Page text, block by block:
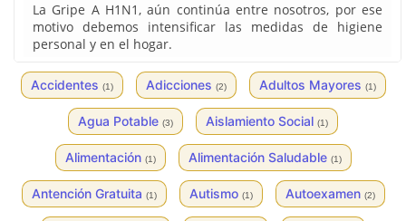
La Gripe A H1N1, aún continúa entre nosotros, por ese
motivo debemos intensificar las medidas de higiene
personal y en el hogar.
Accidentes (1) Adicciones (2) Adultos Mayores (1)
Agua Potable (3) Aislamiento Social (1)
Alimentación (1) Alimentación Saludable (1)
Antención Gratuita (1) Autismo (1) Autoexamen (2)